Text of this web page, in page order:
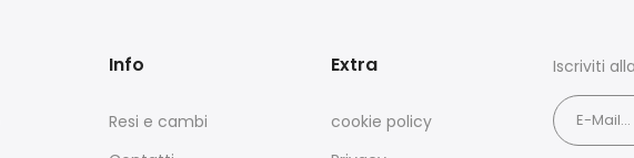
Info
Resi e cambi
Extra
cookie policy
Iscriviti